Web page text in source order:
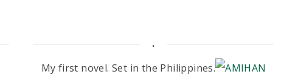
.
My first novel. Set in the Philippines.